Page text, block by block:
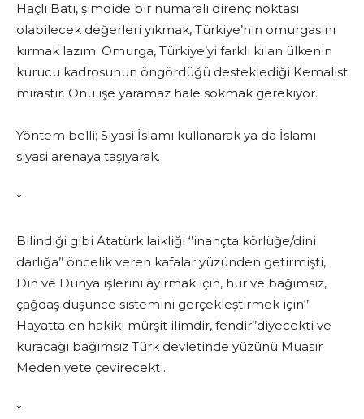
Haçlı Batı, şimdide bir numaralı direnç noktası
olabilecek değerleri yıkmak, Türkiye’nin omurgasını
kırmak lazım. Omurga, Türkiye’yi farklı kılan ülkenin
kurucu kadrosunun öngördüğü desteklediği Kemalist
mirastır. Onu işe yaramaz hale sokmak gerekiyor.
Yöntem belli; Siyasi İslamı kullanarak ya da İslamı
siyasi arenaya taşıyarak.
*
Bilindiği gibi Atatürk laikliği ‘’inançta körlüğe/dini
darlığa’’ öncelik veren kafalar yüzünden getirmişti,
Din ve Dünya işlerini ayırmak için, hür ve bağımsız,
çağdaş düşünce sistemini gerçekleştirmek için‘’
Hayatta en hakiki mürşit ilimdir, fendir’’diyecekti ve
kuracağı bağımsız Türk devletinde yüzünü Muasır
Medeniyete çevirecekti.
*